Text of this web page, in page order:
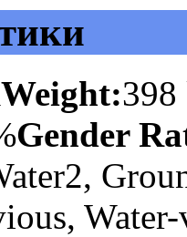
Weight:398
Gender
Water-